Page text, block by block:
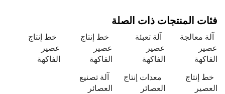
المنتجات ذات الصلة
آلة تعبئة
الفاكهة
خط إنتاج
الفاكهة
خط إنتاج
الفاكهة
معدات إنتاج
العصائر
آلة تصنيع
العصائر